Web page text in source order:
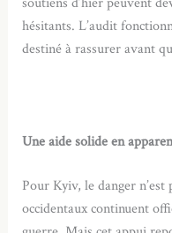
hésitants. L’audit
destiné à rassurer avant
Une aide solide en
Pour Kyiv, le danger
occidentaux continuent